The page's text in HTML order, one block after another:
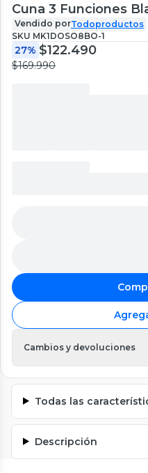
Cuna 3 Funciones
Vendido porTodoproductos
SKU MK1DOSO8BO-1
27% $122.490
$169.990
Cambios y devoluciones
Todas las
Descripción